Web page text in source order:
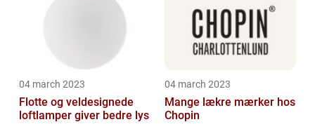
04 march 2023
Flotte og veldesignede
loftlamper giver bedre lys
04 march 2023
Mange lækre mærker hos
Chopin